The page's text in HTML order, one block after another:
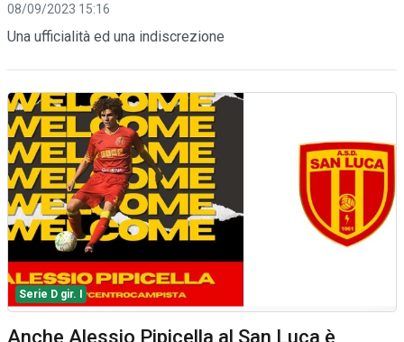
08/09/2023 15:16
Una ufficialità ed una indiscrezione
Serie D gir. I
Anche Alessio Pipicella al San Luca è